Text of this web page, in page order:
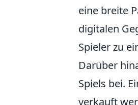
eine breite
digitalen
Spieler zu
Darüber
Spiels bei.
verkauft